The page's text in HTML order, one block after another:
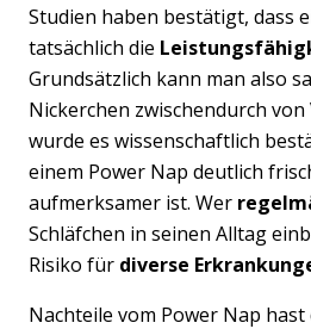
Studien haben bestätigt, dass
tatsächlich die
Grundsätzlich kann man also
Nickerchen zwischendurch
wurde es wissenschaftlich
einem Power Nap deutlich
aufmerksamer ist. Wer
Schläfchen in seinen Alltag
Risiko für diverse
Nachteile vom Power Nap